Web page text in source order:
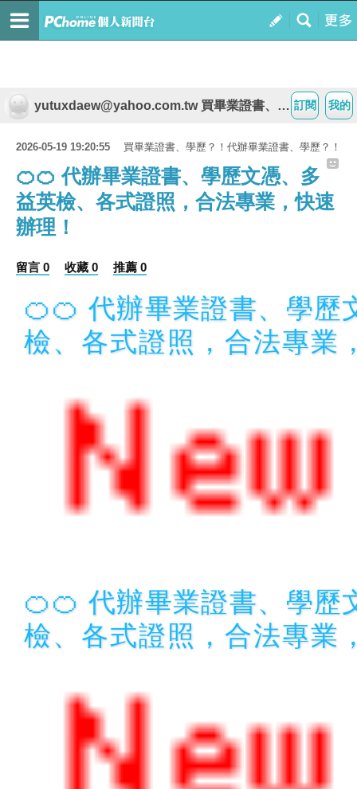
我的
訂閱
yutuxdaew@yahoo.com.tw 買畢業證書、學歷？！代辦畢業證書、學歷？！
2026-05-19 19:20:55 買畢業證書、學歷？！代辦畢業證書、學歷？！
🍊🍊 代辦畢業證書、學歷文憑、多
益英檢、各式證照，合法專業，快速
辦理！
留言 0 收藏 0 推薦 0
🍊🍊 代辦畢業證書、學歷
檢、各式證照，合法專業
🍊🍊 代辦畢業證書、學歷
檢、各式證照，合法專業